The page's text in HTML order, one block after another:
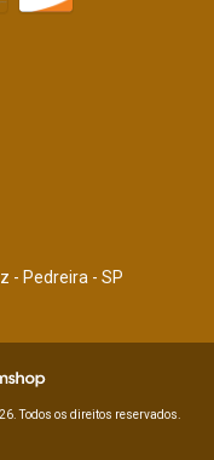
- Pedreira - SP
Todos os direitos reservados.